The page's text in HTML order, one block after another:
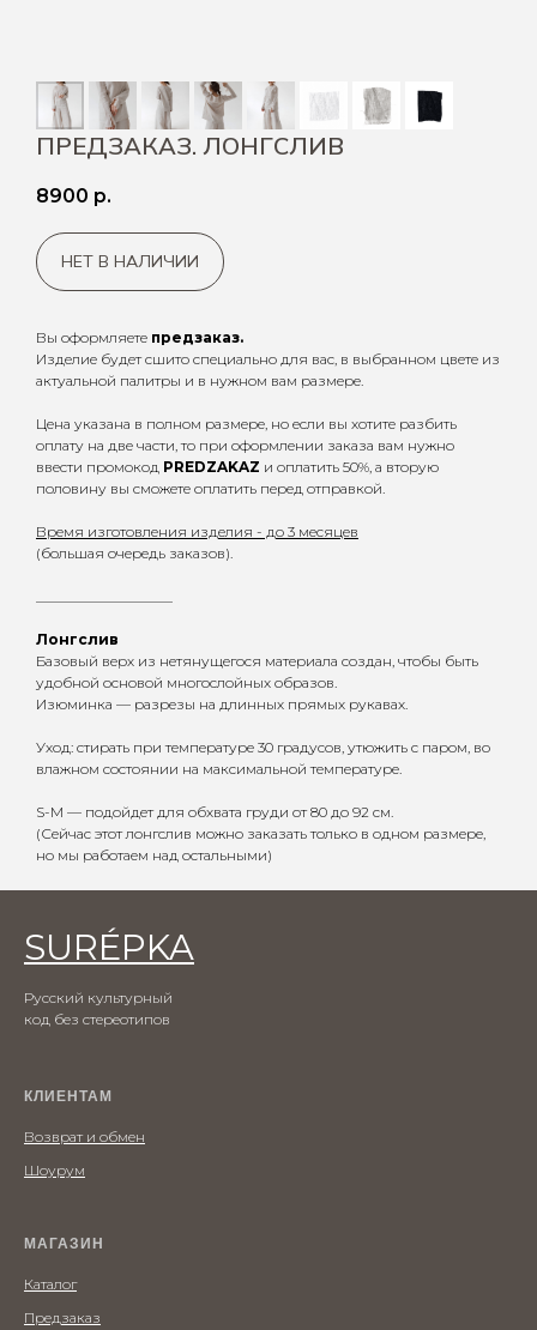
ПРЕДЗАКАЗ. ЛОНГСЛИВ
8900 р.
НЕТ В НАЛИЧИИ
Вы оформляете предзаказ.
Изделие будет сшито специально для вас, в выбранном цвете из
актуальной палитры и в нужном вам размере.
Цена указана в полном размере, но если вы хотите разбить
оплату на две части, то при оформлении заказа вам нужно
ввести промокод PREDZAKAZ и оплатить 50%, а вторую
половину вы сможете оплатить перед отправкой.
Время изготовления изделия - до 3 месяцев
(большая очередь заказов).
Лонгслив
Базовый верх из нетянущегося материала создан, чтобы быть
удобной основой многослойных образов.
Изюминка — разрезы на длинных прямых рукавах.
Уход: стирать при температуре 30 градусов, утюжить с паром, во
влажном состоянии на максимальной температуре.
S-M — подойдет для обхвата груди от 80 до 92 см.
(Сейчас этот лонгслив можно заказать только в одном размере,
но мы работаем над остальными)
МАГАЗИН
Предзаказ
Каталог
КЛИЕНТАМ
Шоурум
Возврат и обмен
SURÉPKA
Русский культурный
код без стереотипов